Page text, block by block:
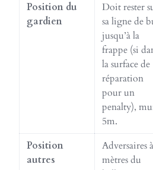
Position du
gardien
Doit rester
sa ligne de
jusqu’à la
frappe (si
la surface de
réparation
pour un
penalty),
5m.
Position
autres
Adversaires
mètres du